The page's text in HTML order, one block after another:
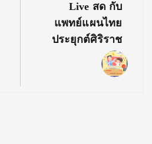
Live สด กับ
แพทย์แผนไทย
ประยุกต์ศิริราช